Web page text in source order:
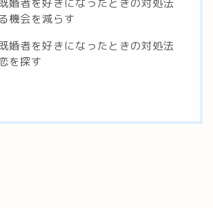
婚者を好きになったときの対処法
機会を減らす
婚者を好きになったときの対処法
を探す